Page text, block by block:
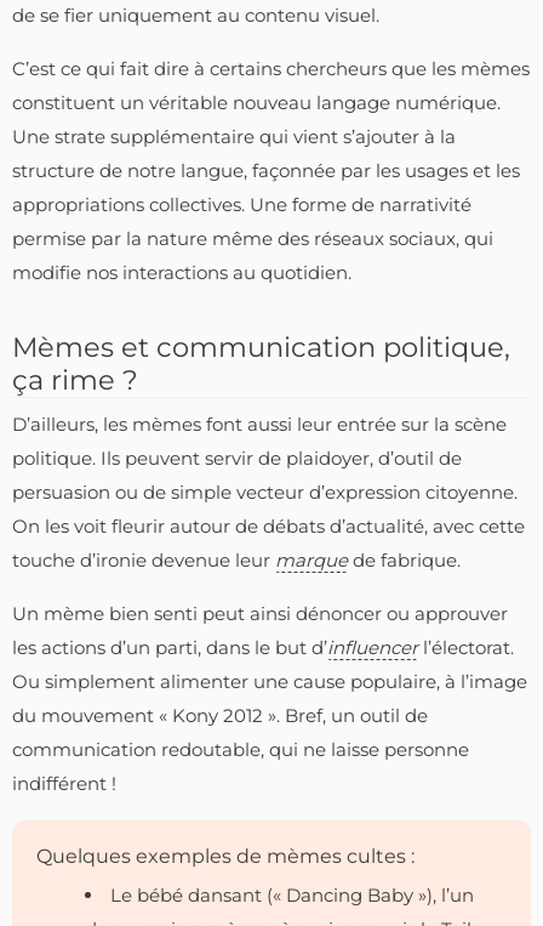
de se fier uniquement au contenu visuel.
C’est ce qui fait dire à certains chercheurs que les mèmes
constituent un véritable nouveau langage numérique.
Une strate supplémentaire qui vient s’ajouter à la
structure de notre langue, façonnée par les usages et les
appropriations collectives. Une forme de narrativité
permise par la nature même des réseaux sociaux, qui
modifie nos interactions au quotidien.
Mèmes et communication politique,
ça rime ?
D’ailleurs, les mèmes font aussi leur entrée sur la scène
politique. Ils peuvent servir de plaidoyer, d’outil de
persuasion ou de simple vecteur d’expression citoyenne.
On les voit fleurir autour de débats d’actualité, avec cette
touche d’ironie devenue leur marquede fabrique.
Un mème bien senti peut ainsi dénoncer ou approuver
les actions d’un parti, dans le but d’influencerl’électorat.
Ou simplement alimenter une cause populaire, à l’image
du mouvement « Kony 2012 ». Bref, un outil de
communication redoutable, qui ne laisse personne
indifférent !
Quelques exemples de mèmes cultes :
Le bébé dansant (« Dancing Baby »), l’un